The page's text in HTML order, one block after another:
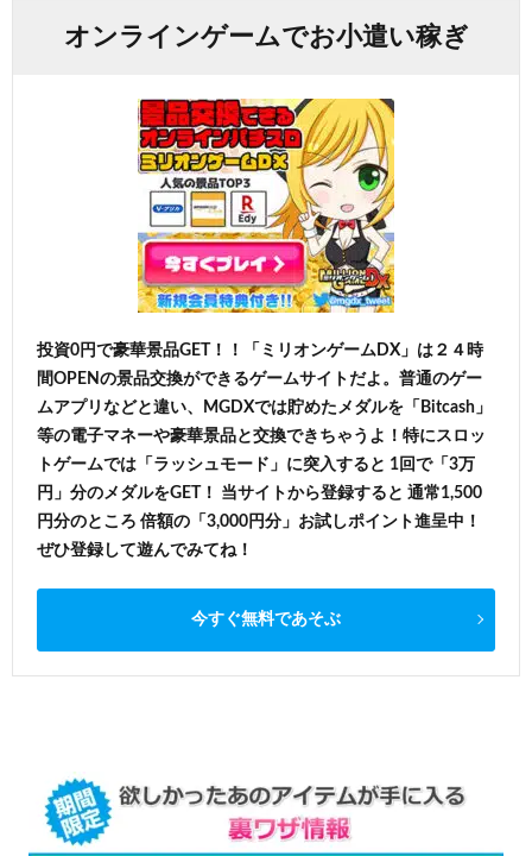
オンラインゲームでお小遣い稼ぎ
投資0円で豪華景品GET！！「ミリオンゲームDX」は２４時
間OPENの景品交換ができるゲームサイトだよ。普通のゲー
ムアプリなどと違い、MGDXでは貯めたメダルを「Bitcash」
等の電子マネーや豪華景品と交換できちゃうよ！特にスロッ
トゲームでは「ラッシュモード」に突入すると 1回で「3万
円」分のメダルをGET！ 当サイトから登録すると 通常1,500
円分のところ 倍額の「3,000円分」お試しポイント進呈中！
ぜひ登録して遊んでみてね！
今すぐ無料であそぶ